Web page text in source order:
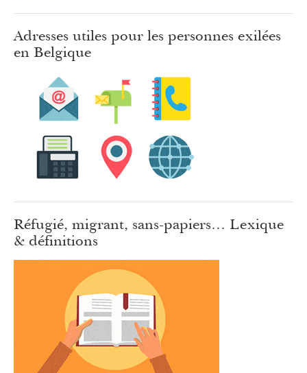
Adresses utiles pour les personnes exilées
en Belgique
Réfugié, migrant, sans-papiers… Lexique
& définitions